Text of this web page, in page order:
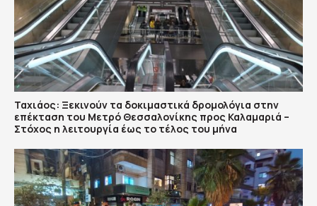
Ταχιάος: Ξεκινούν τα δοκιμαστικά δρομολόγια στην
επέκταση του Μετρό Θεσσαλονίκης προς Καλαμαριά –
Στόχος η λειτουργία έως το τέλος του μήνα